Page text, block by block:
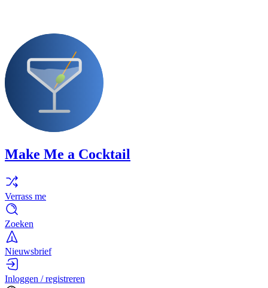
Make Me a Cocktail
Verrass me
Zoeken
Nieuwsbrief
Inloggen / registreren